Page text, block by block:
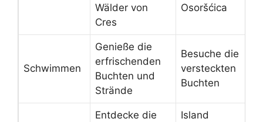
Wälder von
Cres
Osoršćica
Schwimmen
Genieße die
erfrischenden
Buchten und
Strände
Besuche die
versteckten
Buchten
Entdecke die
Island